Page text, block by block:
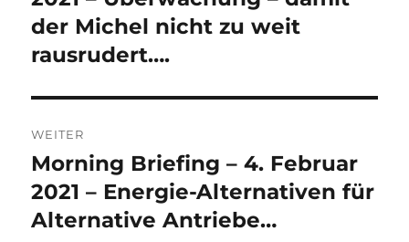
der Michel nicht zu weit
rausrudert….
WEITER
Nächster
Beitrag:
Morning Briefing – 4. Februar
2021 – Energie-Alternativen für
Alternative Antriebe…